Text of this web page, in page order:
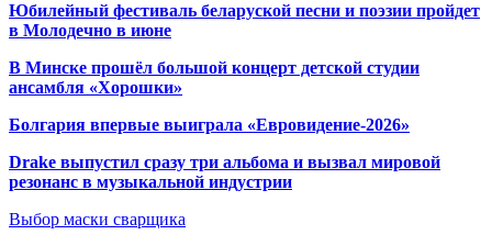
Юбилейный фестиваль беларуской песни и поэзии пройдет
в Молодечно в июне
В Минске прошёл большой концерт детской студии
ансамбля «Хорошки»
Болгария впервые выиграла «Евровидение-2026»
Drake выпустил сразу три альбома и вызвал мировой
резонанс в музыкальной индустрии
Выбор маски сварщика